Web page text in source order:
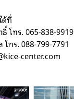
ด้ที่
โทร. 065-838-9919
ทร. 088-799-7791
center.com